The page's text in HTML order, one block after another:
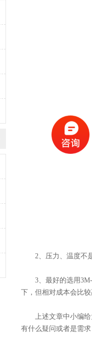
2、压力、温度不
3、最好的选用
下，但相对成本会比
上述文章中小编
有什么疑问或者是需